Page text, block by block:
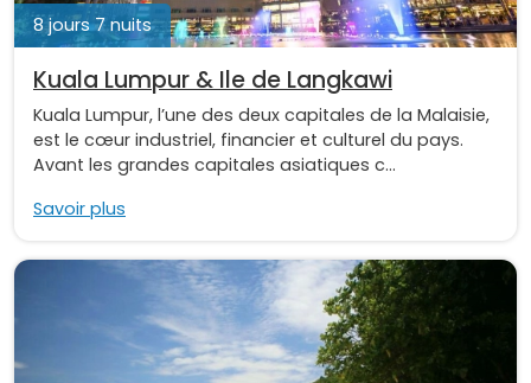
8 jours 7 nuits
Kuala Lumpur & Ile de Langkawi
Kuala Lumpur, l’une des deux capitales de la Malaisie,
est le cœur industriel, financier et culturel du pays.
Avant les grandes capitales asiatiques c...
Savoir plus